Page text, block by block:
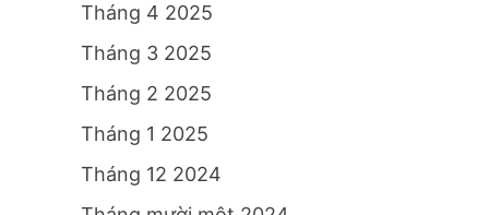
Tháng 4 2025
Tháng 3 2025
Tháng 2 2025
Tháng 1 2025
Tháng 12 2024